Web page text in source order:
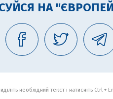
НА
необхідний текст і натисніть Ctrl